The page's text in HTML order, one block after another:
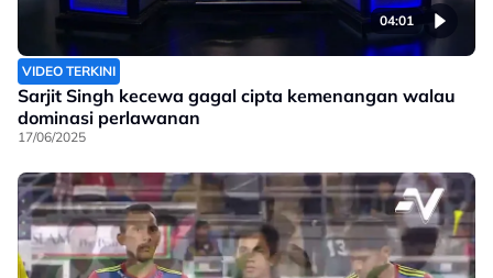
04:01
VIDEO TERKINI
Sarjit Singh kecewa gagal cipta kemenangan walau
dominasi perlawanan
17/06/2025